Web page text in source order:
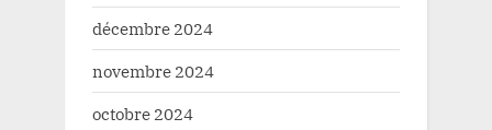
décembre 2024
novembre 2024
octobre 2024